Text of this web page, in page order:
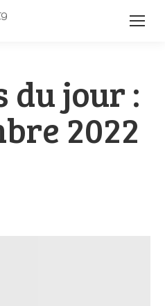
du jour :
2022